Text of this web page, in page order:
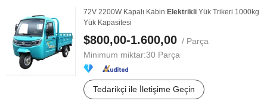
72V 2200W Kapalı Kabin Elektrikli Yük Trikeri 1000kg
Yük Kapasitesi
$800,00-1.600,00 / Parça
Minimum miktar:30 Parça
Tedarikçi ile İletişime Geçin